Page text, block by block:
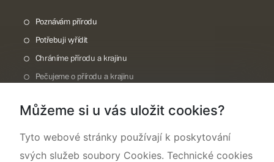
Poznávám přírodu
Potřebuji vyřídit
Chráníme přírodu a krajinu
Pečujeme o přírodu a krajinu
O nás
Můžeme si u vás uložit cookies?
Tyto webové stránky používají k poskytování
svých služeb soubory Cookies. Technické cookies